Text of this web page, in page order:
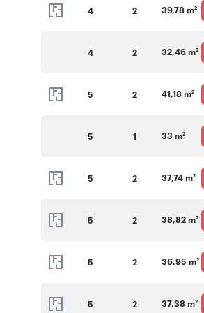
4 2 39,78 m2
4 2 32,46 m2
5 2 41,18 m2
5 1 33 m2
5 2 37,74 m2
5 2 38,82 m2
5 2 36,95 m2
5 2 37,38 m2